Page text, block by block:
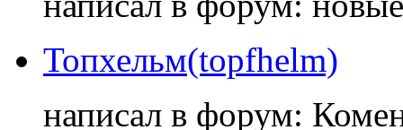
Топхельм(topfhelm)
написал в форум: